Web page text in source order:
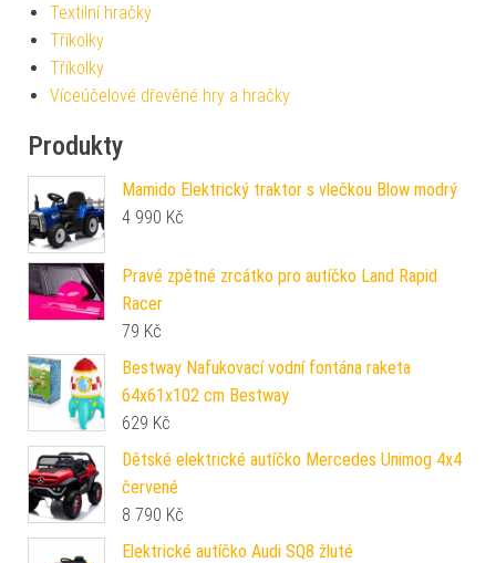
Textilní hračky
Tříkolky
Tříkolky
Víceúčelové dřevěné hry a hračky
Produkty
Mamido Elektrický traktor s vlečkou Blow modrý
4 990 Kč
Pravé zpětné zrcátko pro autíčko Land Rapid
Racer
79 Kč
Bestway Nafukovací vodní fontána raketa
64x61x102 cm Bestway
629 Kč
Dětské elektrické autíčko Mercedes Unimog 4x4
červené
8 790 Kč
Elektrické autíčko Audi SQ8 žluté